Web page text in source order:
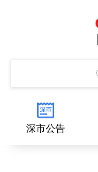
深市公告